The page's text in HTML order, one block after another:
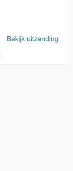
Bekijk uitzending